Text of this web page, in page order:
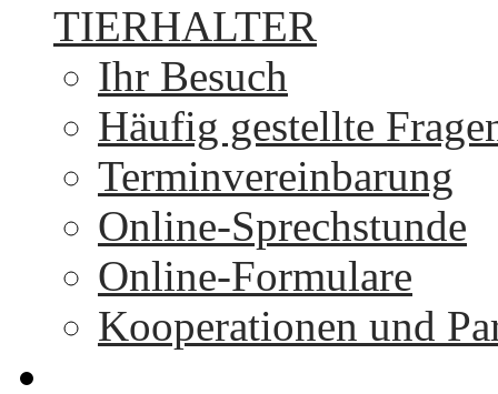
TIERHALTER
Ihr Besuch
Häufig gestellte
Terminvereinbarung
Online-Sprechstunde
Online-Formulare
Kooperationen und